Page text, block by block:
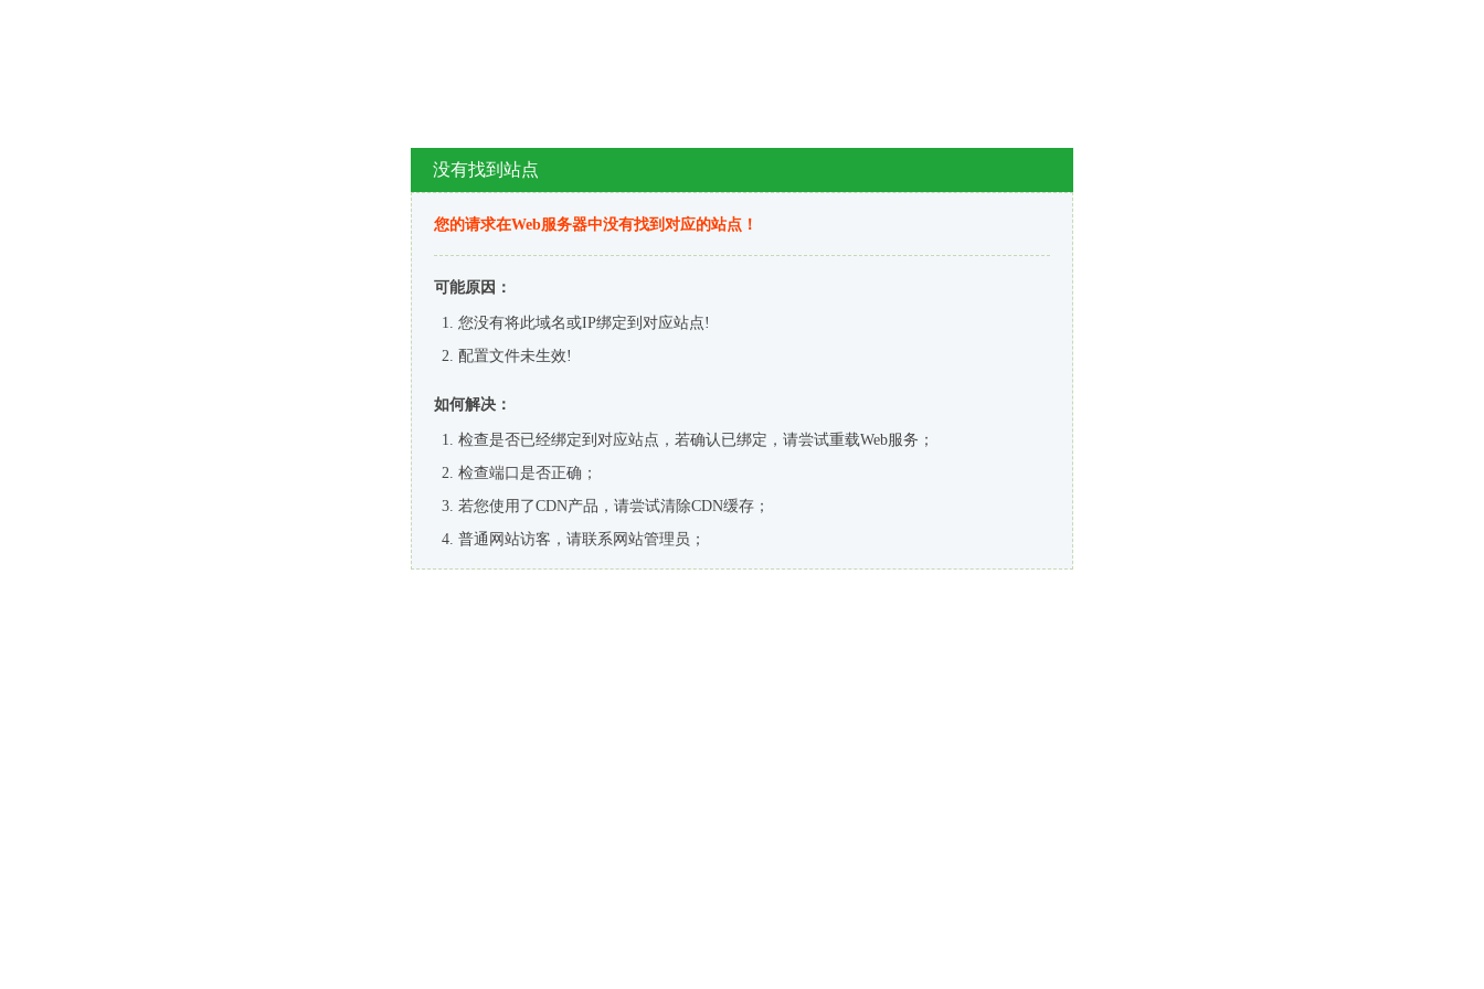
没有找到站点
您的请求在Web服务器中没有找到对应的站点！
可能原因：
您没有将此域名或IP绑定到对应站点!
配置文件未生效!
如何解决：
检查是否已经绑定到对应站点，若确认已绑定，请尝试重载Web服务；
检查端口是否正确；
若您使用了CDN产品，请尝试清除CDN缓存；
普通网站访客，请联系网站管理员；